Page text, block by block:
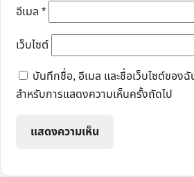
อีเมล *
เว็บไซต์
บันทึกชื่อ, อีเมล และชื่อเว็บไซต์ของฉั
สำหรับการแสดงความเห็นครั้งถัดไป